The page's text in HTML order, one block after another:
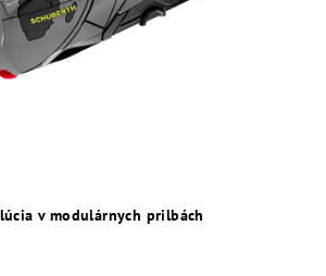
v modulárnych prilbách